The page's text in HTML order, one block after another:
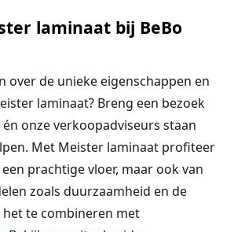
laminaat bij BeBo
over de unieke eigenschappen en
laminaat? Breng een bezoek
én onze verkoopadviseurs staan
Met Meister laminaat profiteer
prachtige vloer, maar ook van
zoals duurzaamheid en de
te combineren met